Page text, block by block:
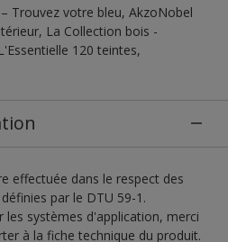
Trouvez votre bleu, AkzoNobel
La Collection bois -
120 teintes,
effectuée dans le respect des
par le DTU 59-1.
les systèmes d'application, merci
à la fiche technique du produit.